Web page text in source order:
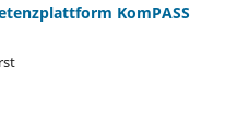
KomPASS